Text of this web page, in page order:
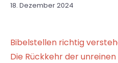
18. Dezember 2024
Bibelstellen richtig
Die Rückkehr der